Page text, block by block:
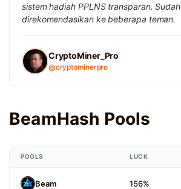
sistem hadiah PPLNS transparan. Sudah
direkomendasikan ke beberapa teman.
CryptoMiner_Pro
@cryptominerpro
BeamHash Pools
POOLS LUCK
Beam 156%